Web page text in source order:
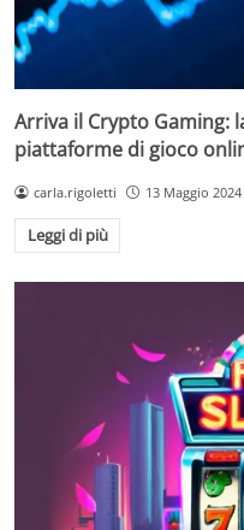
Arriva il Crypto Gaming:
piattaforme di gioco
carla.rigoletti 13 Maggio 2024
Leggi di più